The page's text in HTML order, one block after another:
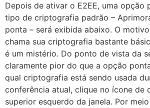
Depois de ativar o E2EE, uma opção
tipo de criptografia padrão –
ponta – será exibida abaixo. O
chama sua criptografia bastante
é um mistério. Do ponto de vista da
claramente pior do que a opção
qual criptografia está sendo usada
conferência atual, clique no ícone de
superior esquerdo da janela. Por